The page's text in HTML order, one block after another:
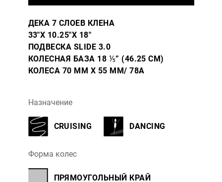
ДЕКА 7 СЛОЕВ КЛЕНА
33″X 10.25″X 18″
ПОДВЕСКА SLIDE 3.0
КОЛЕСНАЯ БАЗА 18 ⅕” (46.25 СМ)
КОЛЕСА 70 ММ X 55 ММ/ 78A
Назначение
CRUISING DANCING
Форма колес
ПРЯМОУГОЛЬНЫЙ КРАЙ